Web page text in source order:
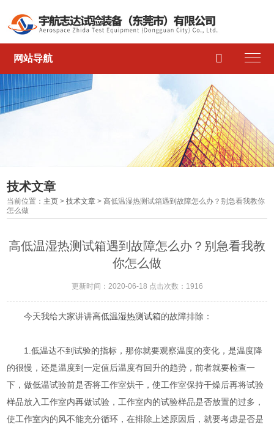
网站导航 
技术文章
当前位置： 主页 >技术文章 > 高低温湿热测试箱遇到故障怎么办？别急看我教你
怎么做
高低温湿热测试箱遇到故障怎么办？别急看我教
你怎么做
更新时间：2020-06-18 点击次数：1916
今天我给大家讲讲高低温湿热测试箱的故障排除：
1.低温达不到试验的指标，那你就要观察温度的变化，是温度降
的很慢，还是温度到一定值后温度有回升的趋势，前者就要检查一
下，做低温试验前是否将工作室烘干，使工作室保持干燥后再将试验
样品放入工作室内再做试验，工作室内的试验样品是否放置的过多，
使工作室内的风不能充分循环，在排除上述原因后，就要考虑是否是